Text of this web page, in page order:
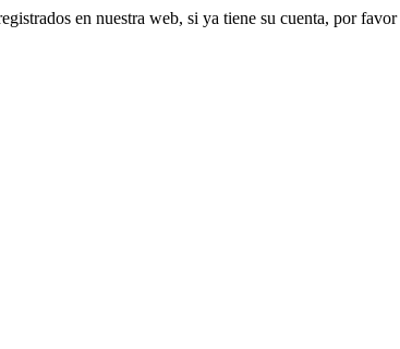
en nuestra web, si ya tiene su cuenta, por favor